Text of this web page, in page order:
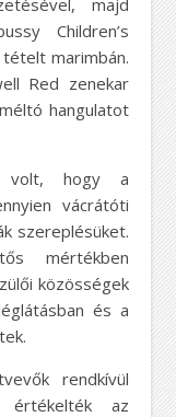
Children’s
marimbán.
Red zenekar
hangulatot
volt, hogy a
vácrátóti
szereplésüket.
mértékben
közösségek
és a
rendkívül
értékelték az